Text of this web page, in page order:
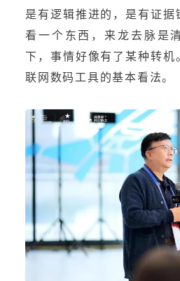
是有逻辑推进的，是有证据
看一个东西，来龙去脉是
下，事情好像有了某种转机
联网数码工具的基本看法。